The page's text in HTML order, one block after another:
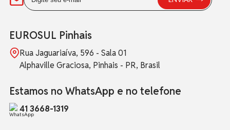
EUROSUL Pinhais
Rua Jaguariaíva, 596 - Sala 01
Alphaville Graciosa, Pinhais - PR, Brasil
Estamos no WhatsApp e no telefone
41 3668-1319